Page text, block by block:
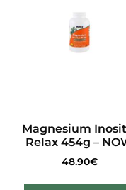
Magnesium
Relax 454g –
48.90€